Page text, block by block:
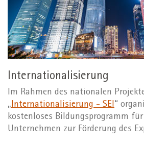
Internationalisierung
Im Rahmen des nationalen
„Internationalisierung - SEI“
kostenloses Bildungsprogramm
Unternehmen zur Förderung des